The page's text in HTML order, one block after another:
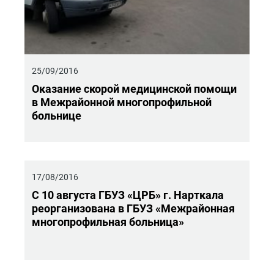
25/09/2016
Ока­за­ние ско­рой ме­ди­цин­ской по­мо­щи
в Меж­рай­он­ной мно­го­про­филь­ной
боль­ни­це
17/08/2016
С 10 ав­гу­ста ГБУЗ «ЦРБ» г. Нарт­ка­ла
ре­ор­га­ни­зо­ва­на в ГБУЗ «Меж­рай­он­ная
мно­го­про­филь­ная боль­ни­ца»